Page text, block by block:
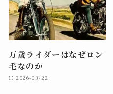
万歳ライダーはなぜロン
毛なのか
2026-03-22